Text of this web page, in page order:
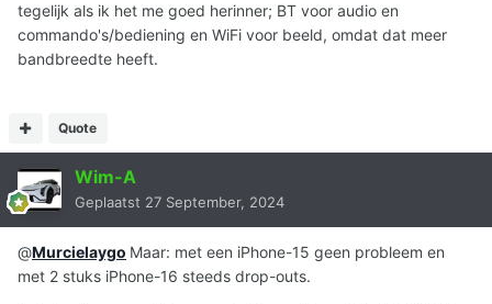
tegelijk als ik het me goed herinner; BT voor audio en
commando's/bediening en WiFi voor beeld, omdat dat meer
bandbreedte heeft.
Quote
Wim-A
Geplaatst 27 September, 2024
@Murcielaygo Maar: met een iPhone-15 geen probleem en
met 2 stuks iPhone-16 steeds drop-outs.